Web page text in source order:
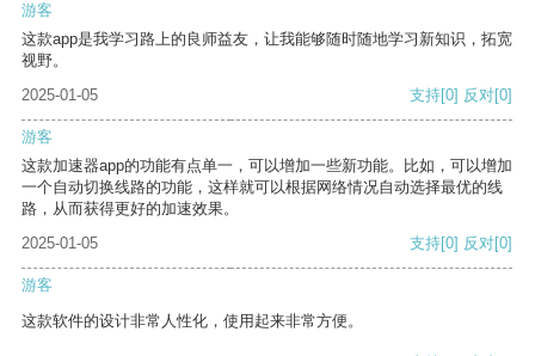
游客
这款app是我学习路上的良师益友，让我能够随时随地学习新知识，拓宽
视野。
2025-01-05
支持[0] 反对[0]
游客
这款加速器app的功能有点单一，可以增加一些新功能。比如，可以增加
一个自动切换线路的功能，这样就可以根据网络情况自动选择最优的线
路，从而获得更好的加速效果。
2025-01-05
支持[0] 反对[0]
游客
这款软件的设计非常人性化，使用起来非常方便。